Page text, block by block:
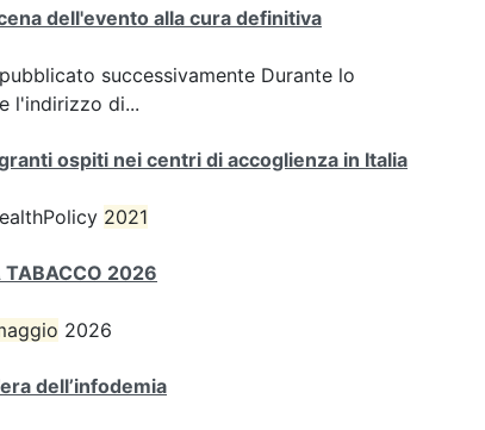
dell'evento alla cura definitiva
successivamente Durante lo
l'indirizzo di...
ospiti nei centri di accoglienza in Italia
2021
TABACCO 2026
2026
dell’infodemia